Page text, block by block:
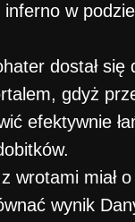
inferno w
dostał
gdyż
efektywnie
wrotami miał
wynik